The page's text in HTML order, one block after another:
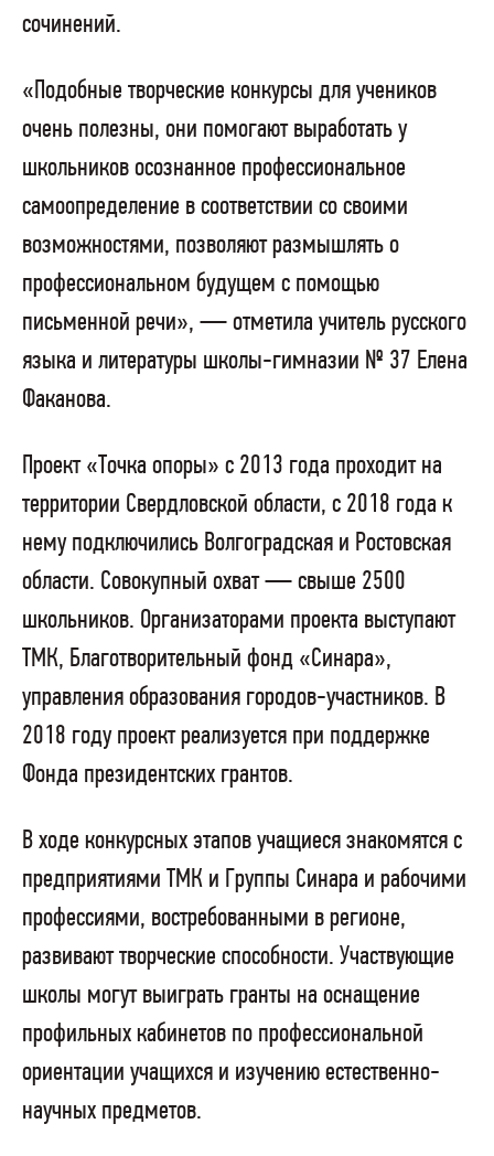
сочинений.
«Подобные творческие конкурсы для учеников
очень полезны, они помогают выработать у
школьников осознанное профессиональное
самоопределение в соответствии со своими
возможностями, позволяют размышлять о
профессиональном будущем с помощью
письменной речи», — отметила учитель русского
языка и литературы школы-гимназии № 37 Елена
Факанова.
Проект «Точка опоры» с 2013 года проходит на
территории Свердловской области, с 2018 года к
нему подключились Волгоградская и Ростовская
области. Совокупный охват — свыше 2500
школьников. Организаторами проекта выступают
ТМК, Благотворительный фонд «Синара»,
управления образования городов-участников. В
2018 году проект реализуется при поддержке
Фонда президентских грантов.
В ходе конкурсных этапов учащиеся знакомятся с
предприятиями ТМК и Группы Синара и рабочими
профессиями, востребованными в регионе,
развивают творческие способности. Участвующие
школы могут выиграть гранты на оснащение
профильных кабинетов по профессиональной
ориентации учащихся и изучению естественно-
научных предметов.